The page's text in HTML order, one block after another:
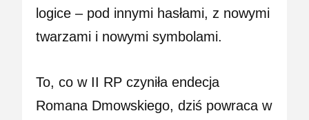
logice – pod innymi hasłami, z nowymi
twarzami i nowymi symbolami.
To, co w II RP czyniła endecja
Romana Dmowskiego, dziś powraca w